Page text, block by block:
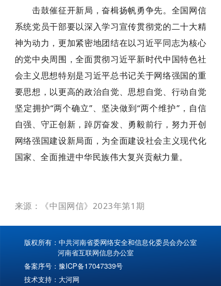
击鼓催征开新局，奋楫扬帆勇争先。全国网信
系统党员干部要以深入学习宣传贯彻党的二十大精
神为动力，更加紧密地团结在以习近平同志为核心
的党中央周围，全面贯彻习近平新时代中国特色社
会主义思想特别是习近平总书记关于网络强国的重
要思想，以更高的政治自觉、思想自觉、行动自觉
坚定拥护“两个确立”、坚决做到“两个维护”，自信
自强、守正创新，踔厉奋发、勇毅前行，努力开创
网络强国建设新局面，为全面建设社会主义现代化
国家、全面推进中华民族伟大复兴贡献力量。
来源：《中国网信》2023年第1期
版权所有：中共河南省委网络安全和信息化委员会办公室
河南省互联网信息办公室
备案序号： 豫ICP备17047339号
技术支持： 大河网